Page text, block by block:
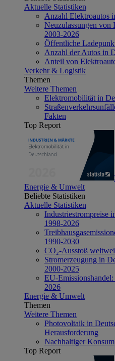
Aktuelle Statistiken
Anzahl Elektroautos
Neuzulassungen von
2003-2026
Öffentliche
Anzahl der Autos in
Anteil von
Verkehr & Logistik
Themen
Weitere Themen
Elektromobilität in
Fakten
Top Report
Energie & Umwelt
Beliebte Statistiken
Aktuelle Statistiken
Industriestrompreise
1998-2026
1990-2030
CO₂-Ausstoß
Stromerzeugung in
2000-2025
EU-
2026
Energie & Umwelt
Themen
Weitere Themen
Photovoltaik in
Herausforderung
Nachhaltiger Konsum
Top Report